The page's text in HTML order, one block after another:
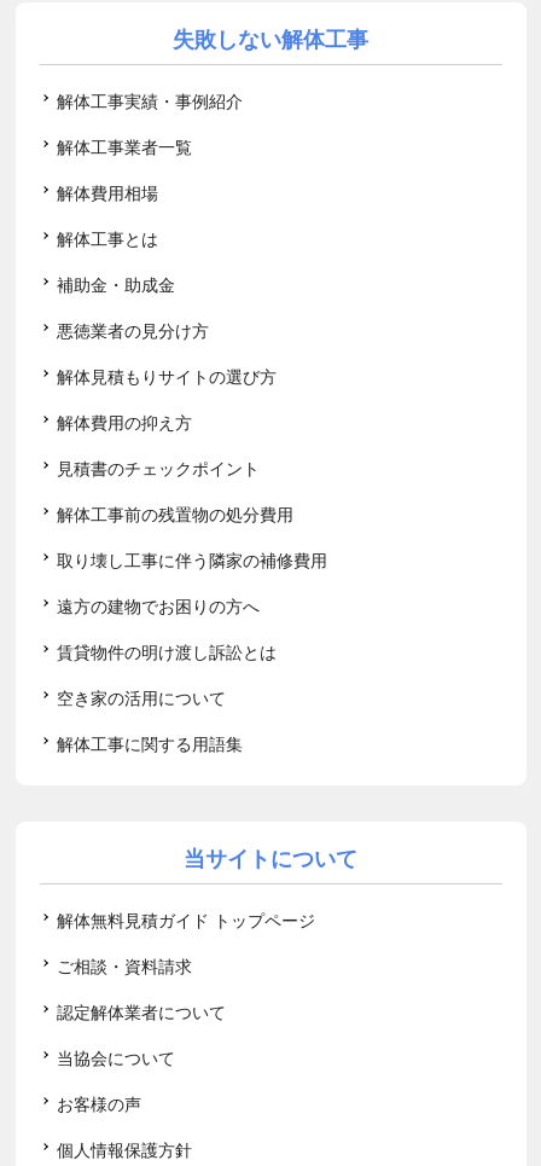
失敗しない解体工事
解体工事実績・事例紹介
解体工事業者一覧
解体費用相場
解体工事とは
補助金・助成金
悪徳業者の見分け方
解体見積もりサイトの選び方
解体費用の抑え方
見積書のチェックポイント
解体工事前の残置物の処分費用
取り壊し工事に伴う隣家の補修費用
遠方の建物でお困りの方へ
賃貸物件の明け渡し訴訟とは
空き家の活用について
解体工事に関する用語集
当サイトについて
解体無料見積ガイド トップページ
ご相談・資料請求
認定解体業者について
当協会について
お客様の声
個人情報保護方針